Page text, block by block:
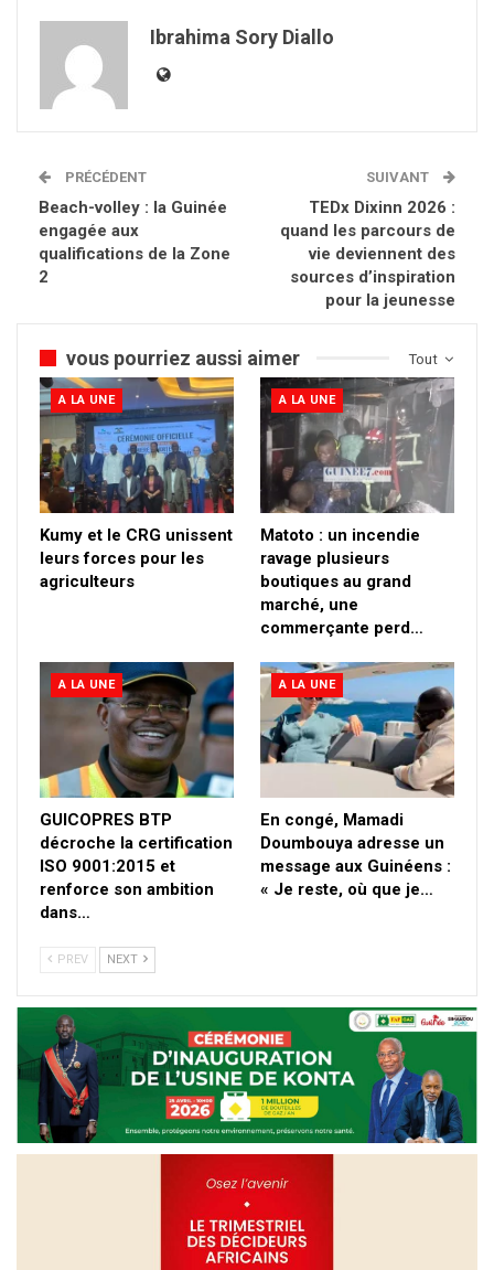
Ibrahima Sory Diallo
PRÉCÉDENT
Beach-volley : la Guinée
engagée aux
qualifications de la Zone
2
SUIVANT
TEDx Dixinn 2026 :
quand les parcours de
vie deviennent des
sources d’inspiration
pour la jeunesse
Tout
vous pourriez aussi aimer
A LA UNE
Kumy et le CRG unissent
leurs forces pour les
agriculteurs
A LA UNE
Matoto : un incendie
ravage plusieurs
boutiques au grand
marché, une
commerçante perd…
A LA UNE
GUICOPRES BTP
décroche la certification
ISO 9001:2015 et
renforce son ambition
dans…
A LA UNE
En congé, Mamadi
Doumbouya adresse un
message aux Guinéens :
« Je reste, où que je…
PREV NEXT